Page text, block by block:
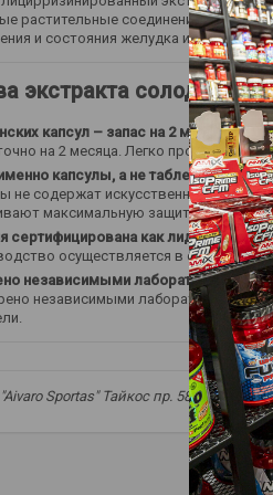
растительные соединения. Форма
и состояния желудка и
экстракта солодки,
капсул – запас на 2 месяца.
на 2 месяца. Легко
капсулы, а не таблетки?
не содержат искусственных
максимальную защиту
сертифицирована как лидер класса
осуществляется в
независимыми лабораториями.
независимыми лабораториями на
Sportas" Тайкос пр. 58,
DGL солодка